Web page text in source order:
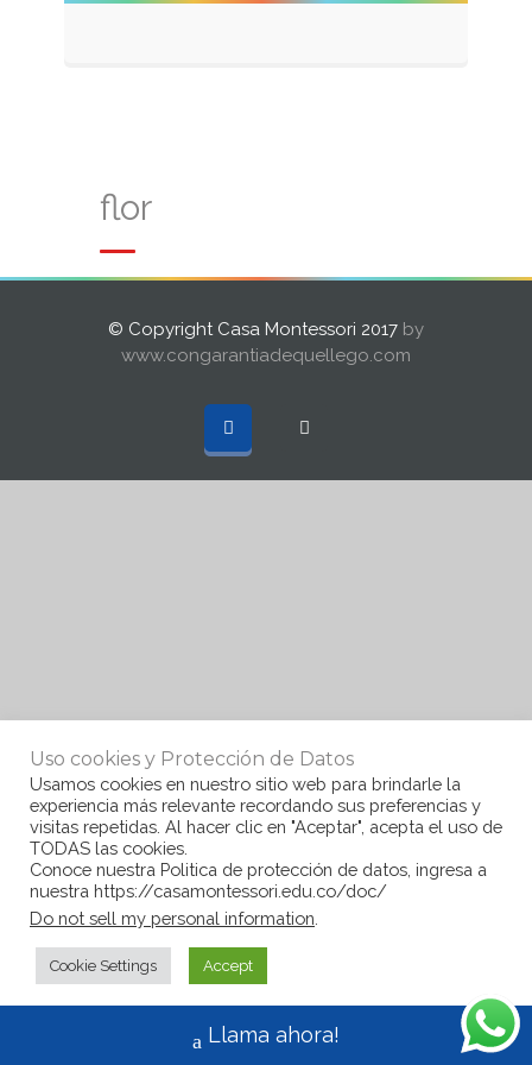
flor
© Copyright Casa Montessori 2017 by
www.congarantiadequellego.com
Uso cookies y Protección de Datos
Usamos cookies en nuestro sitio web para brindarle la
experiencia más relevante recordando sus preferencias y
visitas repetidas. Al hacer clic en "Aceptar", acepta el uso de
TODAS las cookies.
Conoce nuestra Politica de protección de datos, ingresa a
nuestra https://casamontessori.edu.co/doc/
Do not sell my personal information
Cookie Settings Accept
Llama ahora!